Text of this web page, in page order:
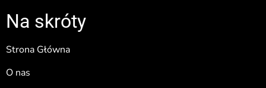
Na skróty
Strona Główna
O nas